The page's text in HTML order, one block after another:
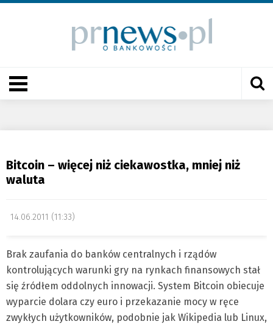
Bitcoin – więcej niż ciekawostka, mniej niż
waluta
14.06.2011 (11:33)
Brak zaufania do banków centralnych i rządów
kontrolujących warunki gry na rynkach finansowych stał
się źródłem oddolnych innowacji. System Bitcoin obiecuje
wyparcie dolara czy euro i przekazanie mocy w ręce
zwykłych użytkowników, podobnie jak Wikipedia lub Linux,